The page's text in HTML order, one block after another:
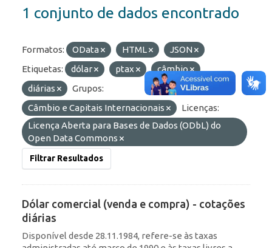
1 conjunto de dados encontrado
Formatos: OData HTML
JSON
Etiquetas:
dólar ptax
câmbio
diárias
Grupos:
Câmbio e Capitais Internacionais
Licenças:
Licença Aberta para Bases de Dados (ODbL) do
Open Data Commons
Filtrar Resultados
Dólar comercial (venda e compra) - cotações
diárias
Disponível desde 28.11.1984, refere-se às taxas